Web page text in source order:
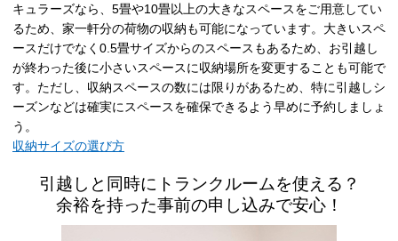
キュラーズなら、5畳や10畳以上の大きなスペースをご用意してい
るため、家一軒分の荷物の収納も可能になっています。大きいスペ
ースだけでなく0.5畳サイズからのスペースもあるため、お引越し
が終わった後に小さいスペースに収納場所を変更することも可能で
す。ただし、収納スペースの数には限りがあるため、特に引越しシ
ーズンなどは確実にスペースを確保できるよう早めに予約しましょ
う。
収納サイズの選び方
引越しと同時にトランクルームを使える？
余裕を持った事前の申し込みで安心！